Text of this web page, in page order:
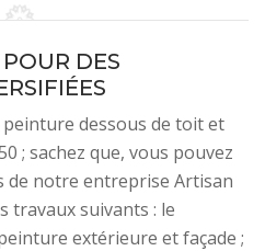
DES
peinture dessous de toit et
; sachez que, vous pouvez
de notre entreprise Artisan
travaux suivants : le
extérieure et façade ;